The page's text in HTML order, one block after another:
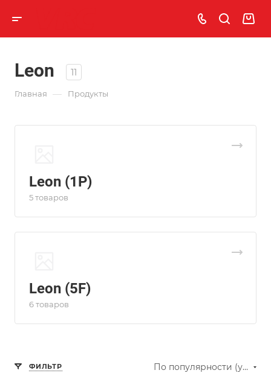
Leon 11
Главная — Продукты
Leon (1P)
5 товаров
Leon (5F)
6 товаров
ФИЛЬТР По популярности (убывание)